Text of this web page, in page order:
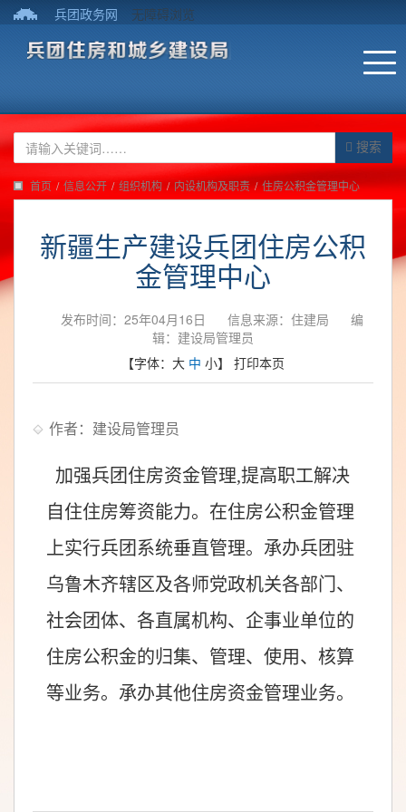
兵团政务网 无障碍浏览
搜索
首页 / 信息公开 / 组织机构 / 内设机构及职责 / 住房公积金管理中心
新疆生产建设兵团住房公积
金管理中心
发布时间：25年04月16日 信息来源：住建局
编
辑：建设局管理员
【字体： 大 中 小】 打印本页
作者：建设局管理员
加强兵团住房资金管理,提高职工解决
自住住房筹资能力。在住房公积金管理
上实行兵团系统垂直管理。承办兵团驻
乌鲁木齐辖区及各师党政机关各部门、
社会团体、各直属机构、企事业单位的
住房公积金的归集、管理、使用、核算
等业务。承办其他住房资金管理业务。